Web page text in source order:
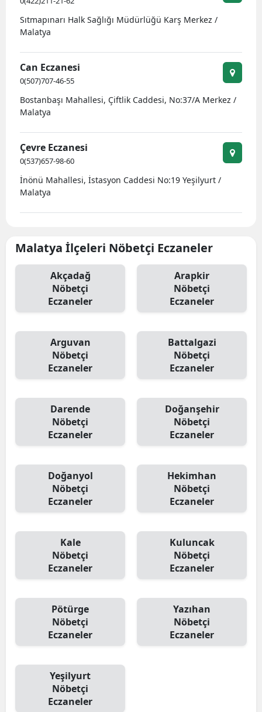
Sıtmapınarı Halk Sağlığı Müdürlüğü Karş Merkez /
Malatya
Can Eczanesi
0(507)707-46-55
Bostanbaşı Mahallesi, Çiftlik Caddesi, No:37/A Merkez /
Malatya
Çevre Eczanesi
0(537)657-98-60
İnönü Mahallesi, İstasyon Caddesi No:19 Yeşilyurt /
Malatya
Malatya İlçeleri Nöbetçi Eczaneler
Akçadağ
Nöbetçi
Eczaneler
Arapkir
Nöbetçi
Eczaneler
Arguvan
Nöbetçi
Eczaneler
Battalgazi
Nöbetçi
Eczaneler
Darende
Nöbetçi
Eczaneler
Doğanşehir
Nöbetçi
Eczaneler
Doğanyol
Nöbetçi
Eczaneler
Hekimhan
Nöbetçi
Eczaneler
Kale
Nöbetçi
Eczaneler
Kuluncak
Nöbetçi
Eczaneler
Pötürge
Nöbetçi
Eczaneler
Yazıhan
Nöbetçi
Eczaneler
Yeşilyurt
Nöbetçi
Eczaneler